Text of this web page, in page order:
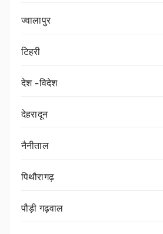
ज्वालापुर
टिहरी
देश -विदेश
देहरादून
नैनीताल
पिथौरागढ़
पौड़ी गढ़वाल